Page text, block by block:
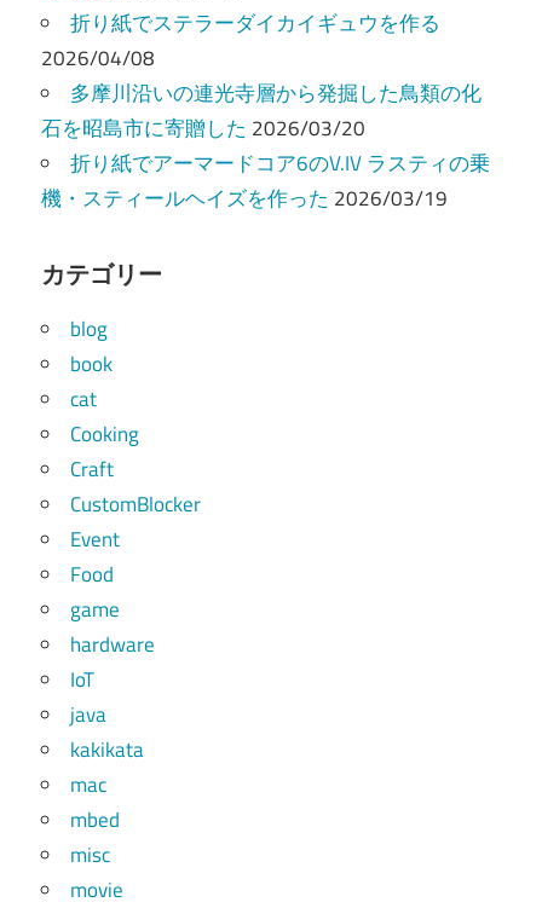
折り紙でステラーダイカイギュウを作る
2026/04/08
多摩川沿いの連光寺層から発掘した鳥類の化
石を昭島市に寄贈した 2026/03/20
折り紙でアーマードコア6のV.IV ラスティの乗
機・スティールヘイズを作った 2026/03/19
カテゴリー
blog
book
cat
Cooking
Craft
CustomBlocker
Event
Food
game
hardware
IoT
java
kakikata
mac
mbed
misc
movie